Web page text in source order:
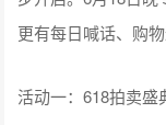
更有每日喊话、购
活动一：618拍卖盛